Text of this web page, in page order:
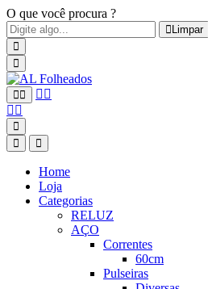
O que você procura ?
Limpar
Home
Loja
Categorias
RELUZ
AÇO
Correntes
60cm
Pulseiras